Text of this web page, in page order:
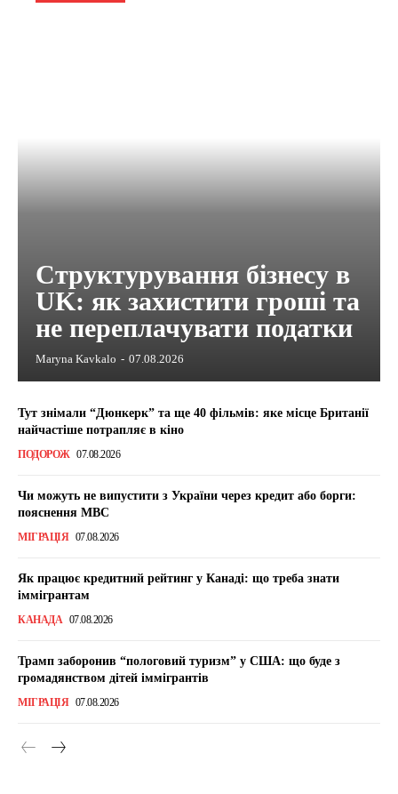
Структурування бізнесу в
UK: як захистити гроші та
не переплачувати податки
Maryna Kavkalo - 07.08.2026
Тут знімали “Дюнкерк” та ще 40 фільмів: яке місце Британії
найчастіше потрапляє в кіно
ПОДОРОЖ 07.08.2026
Чи можуть не випустити з України через кредит або борги:
пояснення МВС
МІГРАЦІЯ 07.08.2026
Як працює кредитний рейтинг у Канаді: що треба знати
іммігрантам
КАНАДА 07.08.2026
Трамп заборонив “пологовий туризм” у США: що буде з
громадянством дітей іммігрантів
МІГРАЦІЯ 07.08.2026